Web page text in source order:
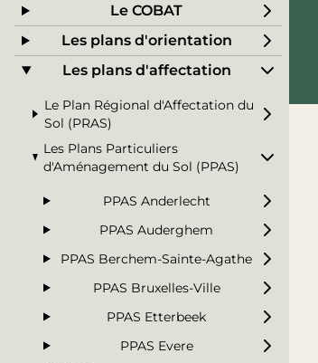
Le COBAT
Les plans d'orientation
Les plans d'affectation
Le Plan Régional d'Affectation du
Sol (PRAS)
Les Plans Particuliers
d'Aménagement du Sol (PPAS)
PPAS Anderlecht
PPAS Auderghem
PPAS Berchem-Sainte-Agathe
PPAS Bruxelles-Ville
PPAS Etterbeek
PPAS Evere